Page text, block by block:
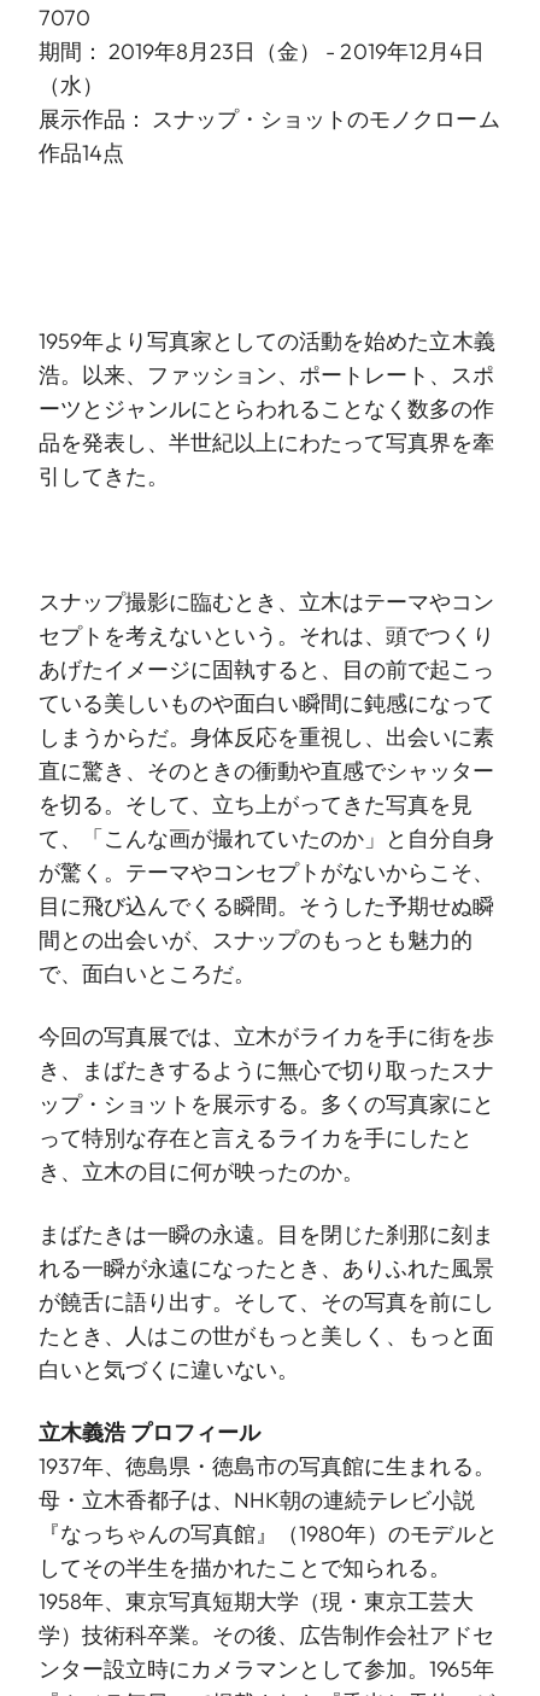
7070
期間： 2019年8月23日（金） - 2019年12月4日
（水）
展示作品： スナップ・ショットのモノクローム
作品14点
1959年より写真家としての活動を始めた立木義
浩。以来、ファッション、ポートレート、スポ
ーツとジャンルにとらわれることなく数多の作
品を発表し、半世紀以上にわたって写真界を牽
引してきた。
スナップ撮影に臨むとき、立木はテーマやコン
セプトを考えないという。それは、頭でつくり
あげたイメージに固執すると、目の前で起こっ
ている美しいものや面白い瞬間に鈍感になって
しまうからだ。身体反応を重視し、出会いに素
直に驚き、そのときの衝動や直感でシャッター
を切る。そして、立ち上がってきた写真を見
て、「こんな画が撮れていたのか」と自分自身
が驚く。テーマやコンセプトがないからこそ、
目に飛び込んでくる瞬間。そうした予期せぬ瞬
間との出会いが、スナップのもっとも魅力的
で、面白いところだ。
今回の写真展では、立木がライカを手に街を歩
き、まばたきするように無心で切り取ったスナ
ップ・ショットを展示する。多くの写真家にと
って特別な存在と言えるライカを手にしたと
き、立木の目に何が映ったのか。
まばたきは一瞬の永遠。目を閉じた刹那に刻ま
れる一瞬が永遠になったとき、ありふれた風景
が饒舌に語り出す。そして、その写真を前にし
たとき、人はこの世がもっと美しく、もっと面
白いと気づくに違いない。
立木義浩 プロフィール
1937年、徳島県・徳島市の写真館に生まれる。
母・立木香都子は、NHK朝の連続テレビ小説
『なっちゃんの写真館』（1980年）のモデルと
してその半生を描かれたことで知られる。
1958年、東京写真短期大学（現・東京工芸大
学）技術科卒業。その後、広告制作会社アドセ
ンター設立時にカメラマンとして参加。1965年